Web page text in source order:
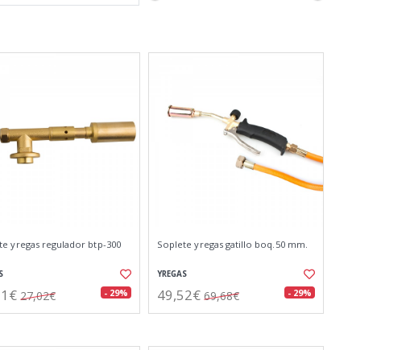
yregas regulador btp-300
27,02€ - 29%
Soplete yregas gatillo boq.50 mm.
YREGAS
49,52€ 69,68€ - 29%